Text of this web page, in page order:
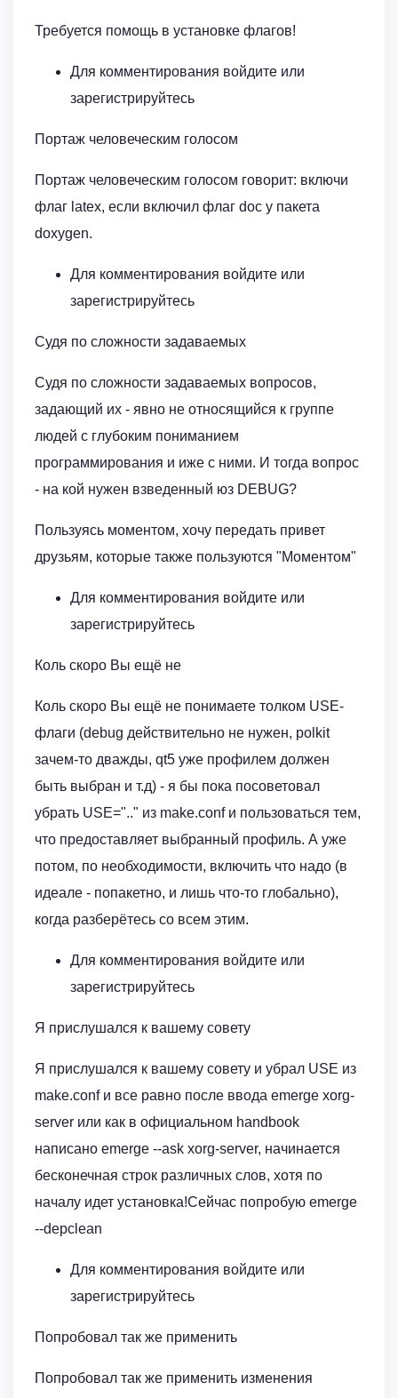
Требуется помощь в установке флагов!
Для комментирования войдите или
зарегистрируйтесь
Портаж человеческим голосом
Портаж человеческим голосом говорит: включи
флаг latex, если включил флаг doc у пакета
doxygen.
Для комментирования войдите или
зарегистрируйтесь
Судя по сложности задаваемых
Судя по сложности задаваемых вопросов,
задающий их - явно не относящийся к группе
людей с глубоким пониманием
программирования и иже с ними. И тогда вопрос
- на кой нужен взведенный юз DEBUG?
Пользуясь моментом, хочу передать привет
друзьям, которые также пользуются "Моментом"
Для комментирования войдите или
зарегистрируйтесь
Коль скоро Вы ещё не
Коль скоро Вы ещё не понимаете толком USE-
флаги (debug действительно не нужен, polkit
зачем-то дважды, qt5 уже профилем должен
быть выбран и т.д) - я бы пока посоветовал
убрать USE=".." из make.conf и пользоваться тем,
что предоставляет выбранный профиль. А уже
потом, по необходимости, включить что надо (в
идеале - попакетно, и лишь что-то глобально),
когда разберётесь со всем этим.
Для комментирования войдите или
зарегистрируйтесь
Я прислушался к вашему совету
Я прислушался к вашему совету и убрал USE из
make.conf и все равно после ввода emerge xorg-
server или как в официальном handbook
написано emerge --ask xorg-server, начинается
бесконечная строк различных слов, хотя по
началу идет установка!Сейчас попробую emerge
--depclean
Для комментирования войдите или
зарегистрируйтесь
Попробовал так же применить
Попробовал так же применить изменения